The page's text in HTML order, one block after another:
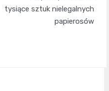
tysiące sztuk nielegalnych
papierosów